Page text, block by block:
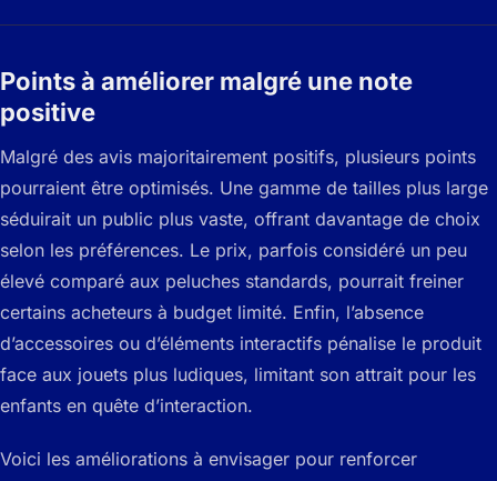
Points à améliorer malgré une note
positive
Malgré des avis majoritairement positifs, plusieurs points
pourraient être optimisés. Une gamme de tailles plus large
séduirait un public plus vaste, offrant davantage de choix
selon les préférences. Le prix, parfois considéré un peu
élevé comparé aux peluches standards, pourrait freiner
certains acheteurs à budget limité. Enfin, l’absence
d’accessoires ou d’éléments interactifs pénalise le produit
face aux jouets plus ludiques, limitant son attrait pour les
enfants en quête d’interaction.
Voici les améliorations à envisager pour renforcer